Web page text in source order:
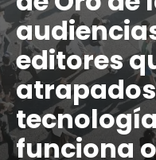
editores
funciona